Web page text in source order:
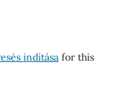
indításafor this